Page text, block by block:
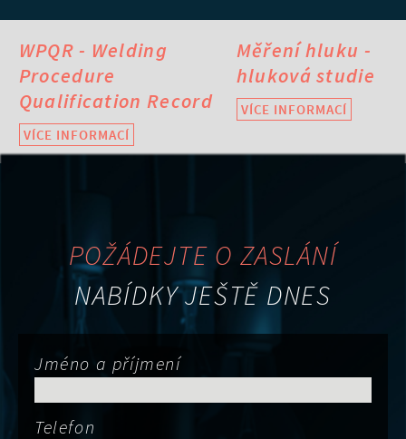
WPQR - Welding
Procedure
Qualification Record
VÍCE INFORMACÍ
Měření hluku -
hluková studie
VÍCE INFORMACÍ
POŽÁDEJTE O ZASLÁNÍ
NABÍDKY JEŠTĚ DNES
Jméno a příjmení
Telefon